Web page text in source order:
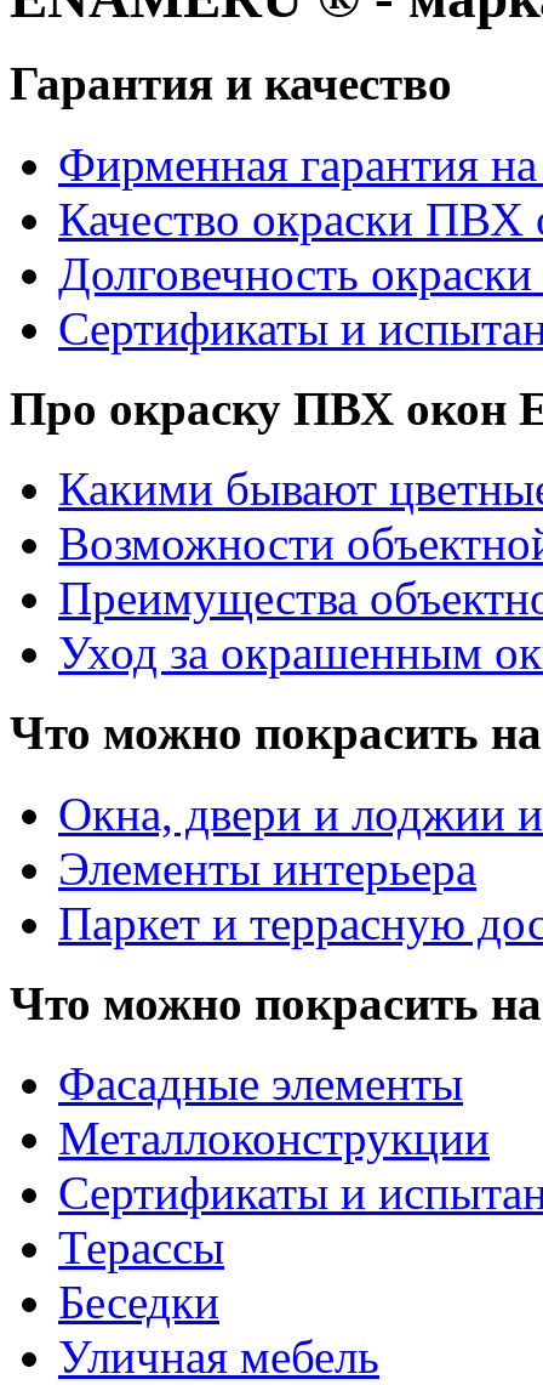
Гарантия и качество
Фирменная гарантия
Качество окраски ПВХ
Долговечность
Сертификаты и
Про окраску ПВХ окон
Какими бывают
Возможности
Преимущества
Уход за окрашенным
Что можно покрасить
Окна, двери и лоджии
Элементы интерьера
Паркет и террасную
Что можно покрасить на
Фасадные элементы
Металлоконструкции
Сертификаты и
Терассы
Беседки
Уличная мебель